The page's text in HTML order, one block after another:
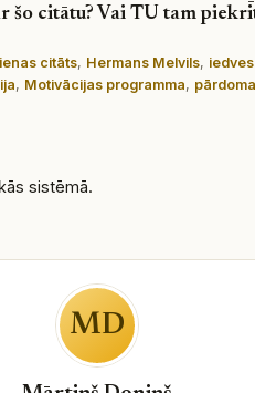
šo citātu? Vai TU tam
citāts, Hermans Melvils,
, Motivācijas programma,
sistēmā.
MD